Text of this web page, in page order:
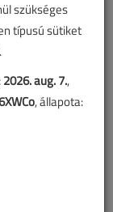
szükséges
típusú sütiket
2026. aug. 7.,
, állapota: